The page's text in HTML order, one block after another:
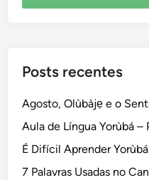
Posts recentes
Agosto, Olùbàjẹ e o
Aula de Língua Yorùbá –
É Difícil Aprender
7 Palavras Usadas no